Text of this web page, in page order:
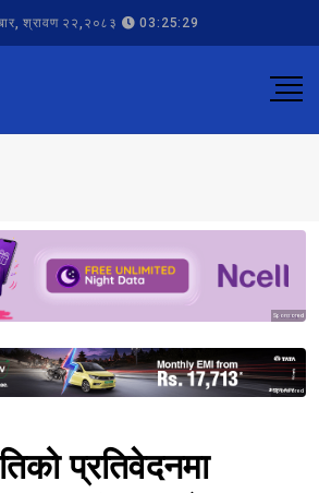
श्रावण २२,२०८३ 03:25:29
Sponsored
Sponsored
प्रतिवेदनमा